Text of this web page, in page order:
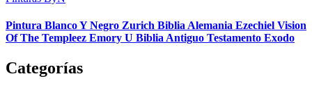
Pintura Blanco Y Negro Zurich Biblia Alemania Ezechiel Vision
Of The Templeez Emory U Biblia Antiguo Testamento Exodo
Categorías